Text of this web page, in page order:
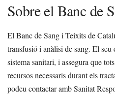
Sobre el Banc de
El Banc de Sang i Teixits de
transfusió i anàlisi de sang. El
sistema sanitari, i assegura que
recursos necessaris durant els
podeu contactar amb Sanitat